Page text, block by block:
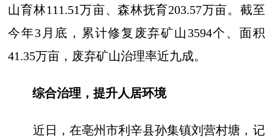
山育林111.51万亩、森林抚育203.57万亩。截至
今年3月底，累计修复废弃矿山3594个、面积
41.35万亩，废弃矿山治理率近九成。
综合治理，提升人居环境
近日，在亳州市利辛县孙集镇刘营村塘，记